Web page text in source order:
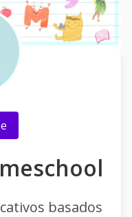
basados